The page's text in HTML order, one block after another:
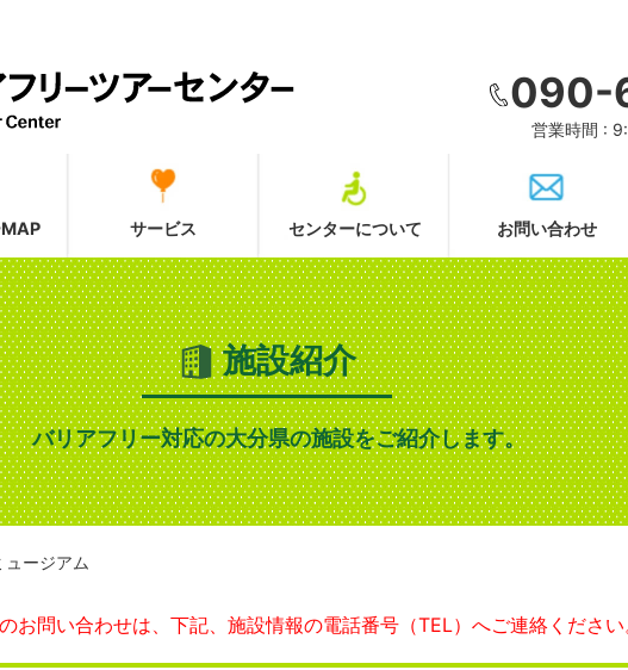
090-
営業時間 :
サービス センターについて お問い合わせ
施設紹介
バリアフリー対応の大分県の施設をご紹介します。
ージアム
お問い合わせは、下記、施設情報の電話番号（TEL）へご連絡ください